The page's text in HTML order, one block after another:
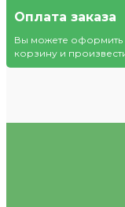
Оплата заказа
Вы можете оформить
корзину и